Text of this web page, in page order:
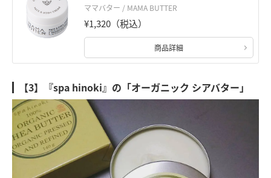
ママバター / MAMA BUTTER
¥1,320（税込）
商品詳細
【3】『spa hinoki』の「オーガニック シアバター」